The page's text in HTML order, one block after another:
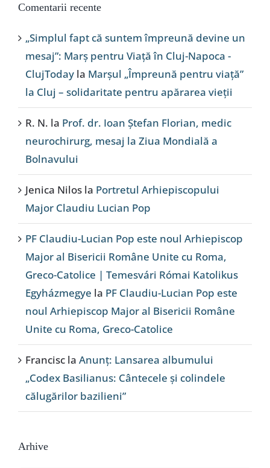
Comentarii recente
„Simplul fapt că suntem împreună devine un
mesaj”: Marș pentru Viață în Cluj-Napoca -
ClujToday la Marșul „Împreună pentru viață”
la Cluj – solidaritate pentru apărarea vieții
R. N. la Prof. dr. Ioan Ștefan Florian, medic
neurochirurg, mesaj la Ziua Mondială a
Bolnavului
Jenica Nilos la Portretul Arhiepiscopului
Major Claudiu Lucian Pop
PF Claudiu-Lucian Pop este noul Arhiepiscop
Major al Bisericii Române Unite cu Roma,
Greco-Catolice | Temesvári Római Katolikus
Egyházmegye la PF Claudiu-Lucian Pop este
noul Arhiepiscop Major al Bisericii Române
Unite cu Roma, Greco-Catolice
Francisc la Anunț: Lansarea albumului
„Codex Basilianus: Cântecele și colindele
călugărilor bazilieni”
Arhive